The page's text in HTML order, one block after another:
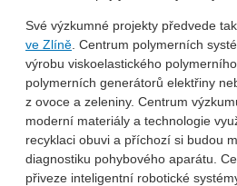
Své výzkumné projekty předvede
ve Zlíně. Centrum polymerních
výrobu viskoelastického polymerního
polymerních generátorů elektřiny
z ovoce a zeleniny. Centrum
moderní materiály a technologie
recyklaci obuvi a příchozí si budou
diagnostiku pohybového aparátu.
přiveze inteligentní robotické